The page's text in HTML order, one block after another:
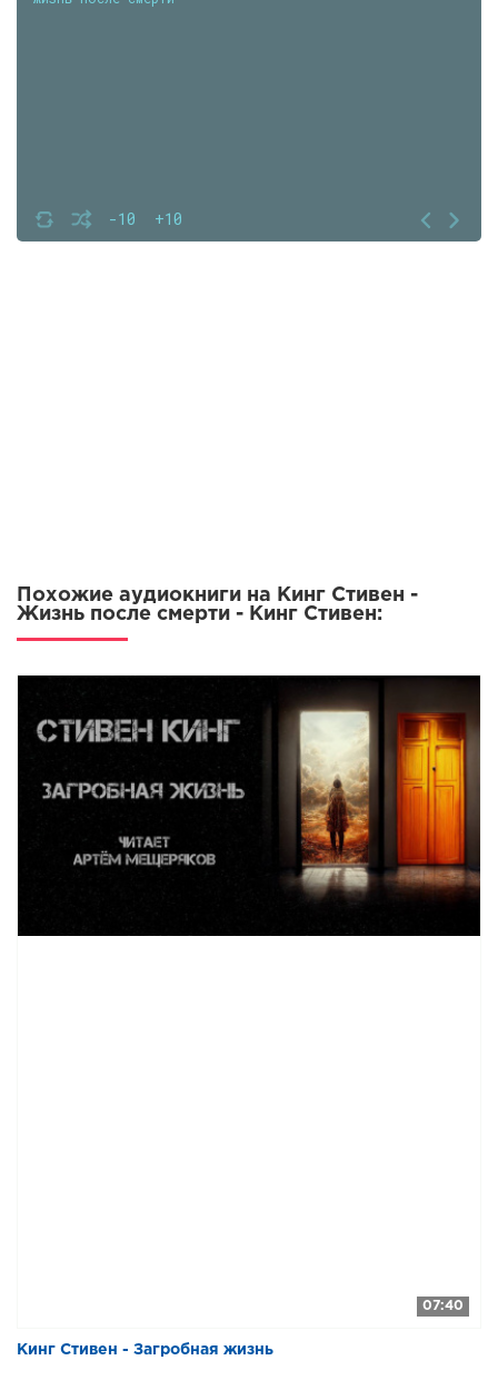
-10 +10
Похожие аудиокниги на Кинг Стивен -
Жизнь после смерти - Кинг Стивен:
07:40
Кинг Стивен - Загробная жизнь